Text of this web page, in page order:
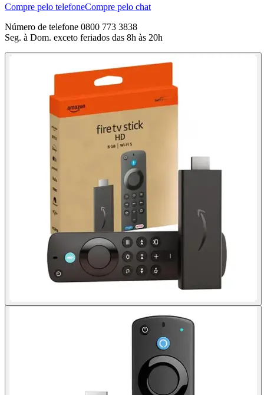
Compre pelo telefoneCompre pelo chat
Número de telefone 0800 773 3838
Seg. à Dom. exceto feriados das 8h às 20h